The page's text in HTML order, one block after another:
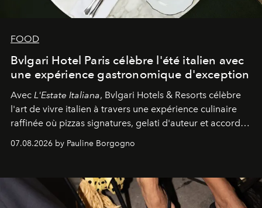
FOOD
Bvlgari Hotel Paris célèbre l'été italien avec
une expérience gastronomique d'exception
Avec L'Estate Italiana, Bvlgari Hotels & Resorts célèbre
l'art de vivre italien à travers une expérience culinaire
raffinée où pizzas signatures, gelati d'auteur et accords
07.08.2026 by Pauline Borgogno